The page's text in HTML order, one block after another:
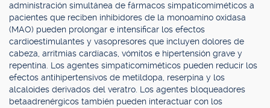
administración simultánea de fármacos simpaticomiméticos a
pacientes que reciben inhibidores de la monoamino oxidasa
(MAO) pueden prolongar e intensificar los efectos
cardioestimulantes y vasopresores que incluyen dolores de
cabeza, arritmias cardíacas, vómitos e hipertensión grave y
repentina. Los agentes simpaticomiméticos pueden reducir los
efectos antihipertensivos de metildopa, reserpina y los
alcaloides derivados del veratro. Los agentes bloqueadores
betaadrenérgicos también pueden interactuar con los